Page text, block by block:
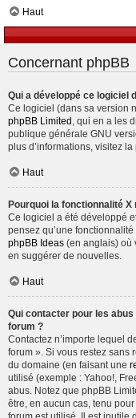
Haut
Concernant phpBB
Qui a développé ce logiciel
Ce logiciel (dans sa version
phpBB Limited , qui en a les
publique générale GNU
plus d’informations, visitez la
Haut
Pourquoi la fonctionnalité X
Ce logiciel a été développé
pensez qu’une
phpBB Ideas (en anglais) où
en suggérer de nouvelles.
Haut
Qui contacter pour les
forum ?
Contactez n’importe lequel
forum ». Si vous restez sans
du domaine (en faisant une
utilisé (exemple : Yahoo!,
abus. Notez que phpBB
être, en aucun cas, tenu